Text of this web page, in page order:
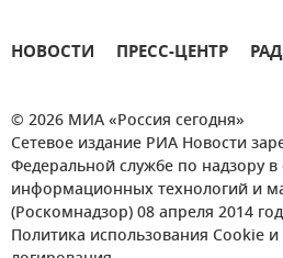
НОВОСТИ ПРЕСС-ЦЕНТР
© 2026 МИА «Россия сегодня»
Сетевое издание РИА Новости
Федеральной службе по надзору в
информационных технологий и
(Роскомнадзор) 08 апреля 2014
Политика использования Cookie